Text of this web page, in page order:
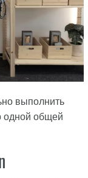
выполнить
одной общей